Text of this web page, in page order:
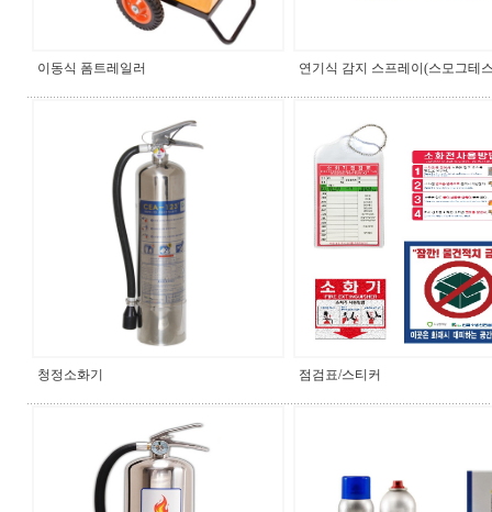
이동식 폼트레일러 연기식 감지 스프레이(스모그테
청정소화기 점검표/스티커